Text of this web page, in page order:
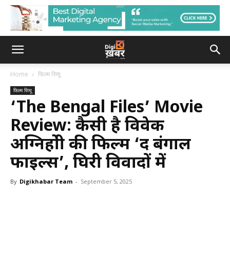
Home फिल्म रिव्यू
फिल्म रिव्यू
‘The Bengal Files’ Movie
Review: कैसी है विवेक
अग्निहोत्री की फिल्म ‘द बंगाल
फाइल्स’, घिरी विवादों में
By Digikhabar Team - September 5, 2025